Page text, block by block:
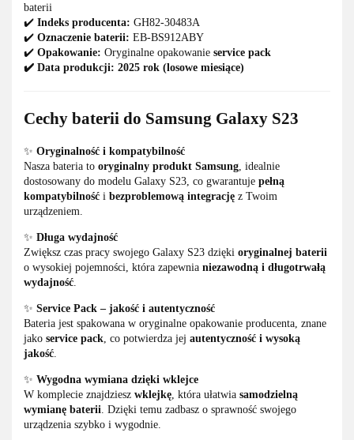
baterii
✔️ Indeks producenta: GH82-30483A
✔️ Oznaczenie baterii: EB-BS912ABY
✔️ Opakowanie: Oryginalne opakowanie service pack
✔️ Data produkcji: 2025 rok (losowe miesiące)
Cechy baterii do Samsung Galaxy S23
✨ Oryginalność i kompatybilność
Nasza bateria to oryginalny produkt Samsung, idealnie
dostosowany do modelu Galaxy S23, co gwarantuje pełną
kompatybilność i bezproblemową integrację z Twoim
urządzeniem.
✨ Długa wydajność
Zwiększ czas pracy swojego Galaxy S23 dzięki oryginalnej baterii
o wysokiej pojemności, która zapewnia niezawodną i długotrwałą
wydajność.
✨ Service Pack – jakość i autentyczność
Bateria jest spakowana w oryginalne opakowanie producenta, znane
jako service pack, co potwierdza jej autentyczność i wysoką
jakość.
✨ Wygodna wymiana dzięki wklejce
W komplecie znajdziesz wklejkę, która ułatwia samodzielną
wymianę baterii. Dzięki temu zadbasz o sprawność swojego
urządzenia szybko i wygodnie.